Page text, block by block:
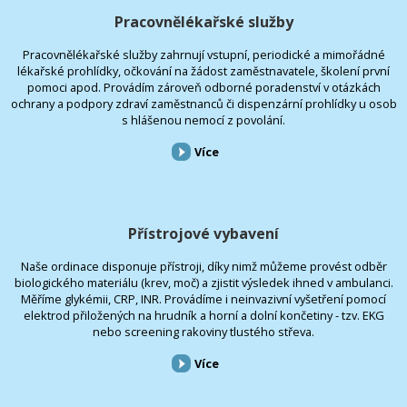
Pracovnělékařské služby
Pracovnělékařské služby zahrnují vstupní, periodické a mimořádné
lékařské prohlídky, očkování na žádost zaměstnavatele, školení první
pomoci apod. Provádím zároveň odborné poradenství v otázkách
ochrany a podpory zdraví zaměstnanců či dispenzární prohlídky u osob
s hlášenou nemocí z povolání.
Více
Přístrojové vybavení
Naše ordinace disponuje přístroji, díky nimž můžeme provést odběr
biologického materiálu (krev, moč) a zjistit výsledek ihned v ambulanci.
Měříme glykémii, CRP, INR. Provádíme i neinvazivní vyšetření pomocí
elektrod přiložených na hrudník a horní a dolní končetiny - tzv. EKG
nebo screening rakoviny tlustého střeva.
Více